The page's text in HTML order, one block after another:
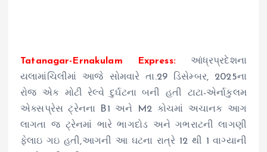
Tatanagar-Ernakulam Express:આંધ્રપ્રદેશના
યલામાંચિલીમાં આજે સોમવારે તા.29 ડિસેમ્બર, 2025ના
રોજ એક મોટી રેલ્વે દુર્ઘટના બની હતી ટાટા-એર્નાકુલમ
એક્સપ્રેસ ટ્રેનના B1 અને M2 કોચમાં અચાનક આગ
લાગતા જ ટ્રેનમાં ભારે ભાગદોડ અને ગભરાટની લાગણી
ફેલાઇ ગઇ હતી,આગની આ ઘટના રાત્રે 12 થી 1 વાગ્યાની